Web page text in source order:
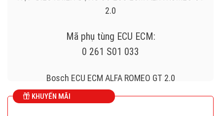
2.0
Mã phụ tùng ECU ECM:
0 261 S01 033
Bosch ECU ECM ALFA ROMEO GT 2.0
0261S01033 , 0 261 S01 033
KHUYẾN MÃI